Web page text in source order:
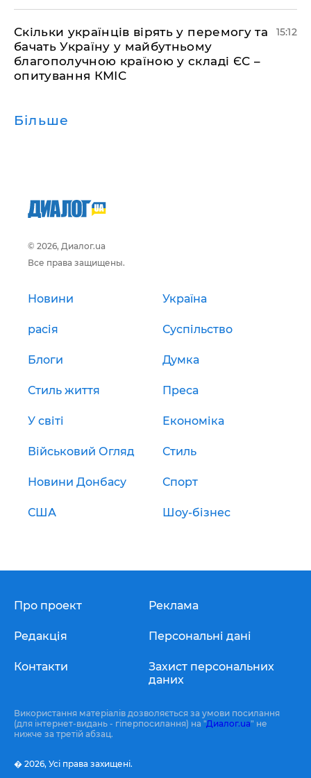
Скільки українців вірять у перемогу та
бачать Україну у майбутньому
благополучною країною у складі ЄС –
опитування КМІС
15:12
Більше
© 2026, Диалог.ua
Все права защищены.
Новини Україна
расія Суспільство
Блоги Думка
Стиль життя Преса
У світі Економіка
Військовий Огляд Стиль
Новини Донбасу Спорт
США Шоу-бізнес
Про проект
Редакція
Контакти
Реклама
Персональні дані
Захист персональних
даних
Використання матеріалів дозволяється за умови посилання
(для інтернет-видань - гіперпосилання) на "Диалог.ua" не
нижче за третій абзац.
� 2026, Усі права захищені.